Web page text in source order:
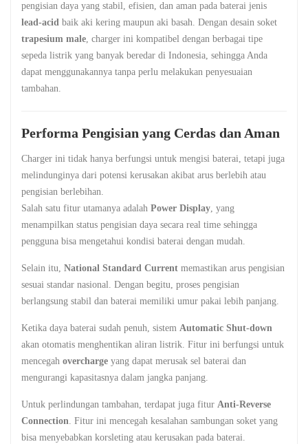
pengisian daya yang stabil, efisien, dan aman pada baterai jenis
lead-acid baik aki kering maupun aki basah. Dengan desain soket
trapesium male, charger ini kompatibel dengan berbagai tipe
sepeda listrik yang banyak beredar di Indonesia, sehingga Anda
dapat menggunakannya tanpa perlu melakukan penyesuaian
tambahan.
Performa Pengisian yang Cerdas dan Aman
Charger ini tidak hanya berfungsi untuk mengisi baterai, tetapi juga
melindunginya dari potensi kerusakan akibat arus berlebih atau
pengisian berlebihan.
Salah satu fitur utamanya adalah Power Display, yang
menampilkan status pengisian daya secara real time sehingga
pengguna bisa mengetahui kondisi baterai dengan mudah.
Selain itu, National Standard Current memastikan arus pengisian
sesuai standar nasional. Dengan begitu, proses pengisian
berlangsung stabil dan baterai memiliki umur pakai lebih panjang.
Ketika daya baterai sudah penuh, sistem Automatic Shut-down
akan otomatis menghentikan aliran listrik. Fitur ini berfungsi untuk
mencegah overcharge yang dapat merusak sel baterai dan
mengurangi kapasitasnya dalam jangka panjang.
Untuk perlindungan tambahan, terdapat juga fitur Anti-Reverse
Connection. Fitur ini mencegah kesalahan sambungan soket yang
bisa menyebabkan korsleting atau kerusakan pada baterai.